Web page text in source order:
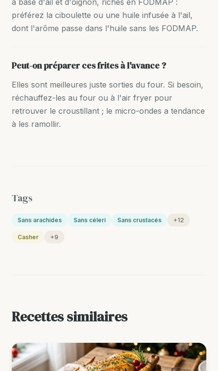
à base d'ail et d'oignon, riches en FODMAP :
préférez la ciboulette ou une huile infusée à l'ail,
dont l'arôme passe dans l'huile sans les FODMAP.
Peut-on préparer ces frites à l'avance ?
Elles sont meilleures juste sorties du four. Si besoin,
réchauffez-les au four ou à l'air fryer pour
retrouver le croustillant ; le micro-ondes a tendance
à les ramollir.
Tags
Sans arachides Sans céleri Sans crustacés +12
Casher +9
Recettes similaires